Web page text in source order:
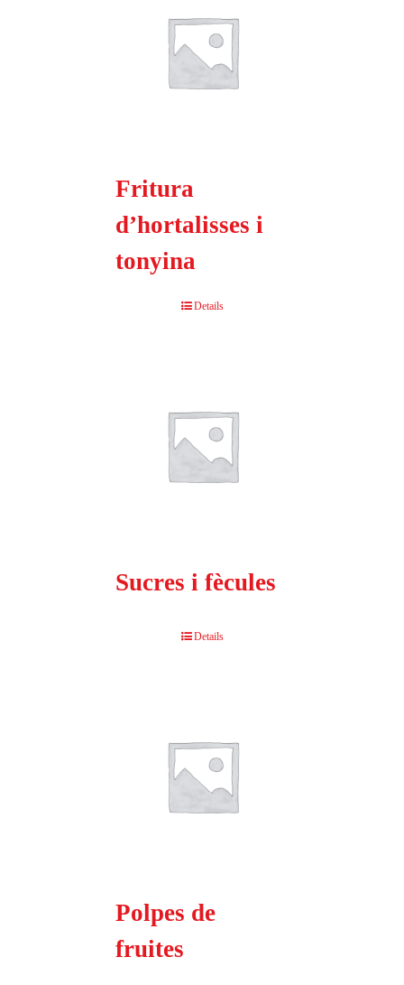
Fritura
d’hortalisses i
tonyina
Details
Sucres i fècules
Details
Polpes de
fruites